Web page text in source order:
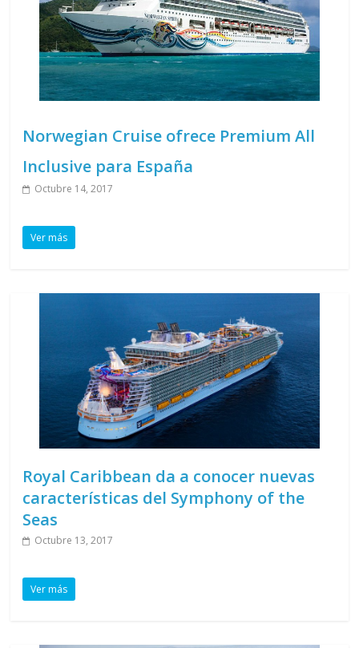
Norwegian Cruise ofrece Premium All
Inclusive para España
Octubre 14, 2017
Ver más
Royal Caribbean da a conocer nuevas
características del Symphony of the
Seas
Octubre 13, 2017
Ver más